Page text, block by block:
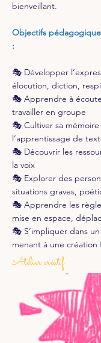
bienveillant.
Objectifs
:
🎭 Développer
élocution, diction,
🎭 Apprendre à
travailler en groupe
🎭 Cultiver sa
l’apprentissage de
🎭 Découvrir les
la voix
🎭 Explorer des
situations graves,
🎭 Apprendre les
mise en espace,
🎭 S’impliquer dans
menant à une création
Atelier créatif